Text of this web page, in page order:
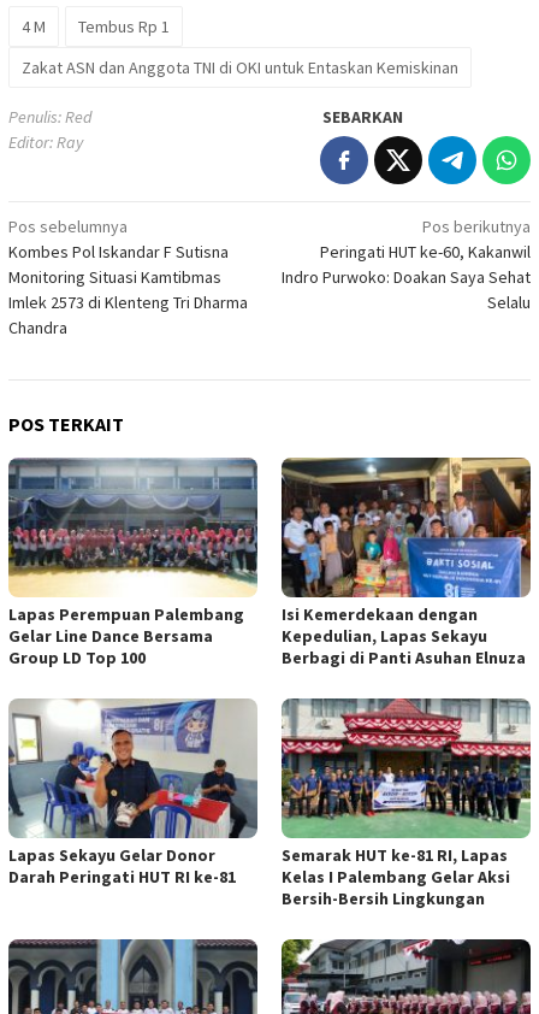
4 M
Tembus Rp 1
Zakat ASN dan Anggota TNI di OKI untuk Entaskan Kemiskinan
Penulis: Red
Editor: Ray
SEBARKAN
Navigasi
pos
Pos sebelumnya
Kombes Pol Iskandar F Sutisna
Monitoring Situasi Kamtibmas
Imlek 2573 di Klenteng Tri Dharma
Chandra
Pos berikutnya
Peringati HUT ke-60, Kakanwil
Indro Purwoko: Doakan Saya Sehat
Selalu
POS TERKAIT
Lapas Perempuan Palembang
Gelar Line Dance Bersama
Group LD Top 100
Isi Kemerdekaan dengan
Kepedulian, Lapas Sekayu
Berbagi di Panti Asuhan Elnuza
Lapas Sekayu Gelar Donor
Darah Peringati HUT RI ke-81
Semarak HUT ke-81 RI, Lapas
Kelas I Palembang Gelar Aksi
Bersih-Bersih Lingkungan